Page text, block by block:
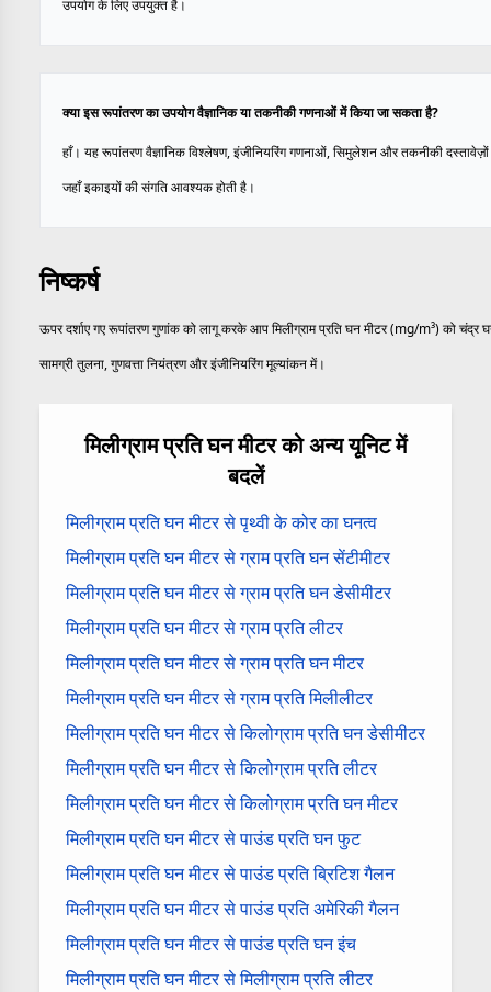
उपयोग के लिए उपयुक्त है।
क्या इस रूपांतरण का उपयोग वैज्ञानिक या तकनीकी गणनाओं में किया जा सकता है?
हाँ। यह रूपांतरण वैज्ञानिक विश्लेषण, इंजीनियरिंग गणनाओं, सिमुलेशन और तकनीकी
जहाँ इकाइयों की संगति आवश्यक होती है।
निष्कर्ष
ऊपर दर्शाए गए रूपांतरण गुणांक को लागू करके आप मिलीग्राम प्रति घन मीटर (mg/m³) को चंद्र
सामग्री तुलना, गुणवत्ता नियंत्रण और इंजीनियरिंग मूल्यांकन में।
मिलीग्राम प्रति घन मीटर को अन्य यूनिट में
बदलें
मिलीग्राम प्रति घन मीटर से पृथ्वी के कोर का घनत्व
मिलीग्राम प्रति घन मीटर से ग्राम प्रति घन सेंटीमीटर
मिलीग्राम प्रति घन मीटर से ग्राम प्रति घन डेसीमीटर
मिलीग्राम प्रति घन मीटर से ग्राम प्रति लीटर
मिलीग्राम प्रति घन मीटर से ग्राम प्रति घन मीटर
मिलीग्राम प्रति घन मीटर से ग्राम प्रति मिलीलीटर
मिलीग्राम प्रति घन मीटर से किलोग्राम प्रति घन डेसीमीटर
मिलीग्राम प्रति घन मीटर से किलोग्राम प्रति लीटर
मिलीग्राम प्रति घन मीटर से किलोग्राम प्रति घन मीटर
मिलीग्राम प्रति घन मीटर से पाउंड प्रति घन फुट
मिलीग्राम प्रति घन मीटर से पाउंड प्रति ब्रिटिश गैलन
मिलीग्राम प्रति घन मीटर से पाउंड प्रति अमेरिकी गैलन
मिलीग्राम प्रति घन मीटर से पाउंड प्रति घन इंच
मिलीग्राम प्रति घन मीटर से मिलीग्राम प्रति लीटर